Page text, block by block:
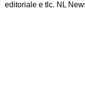
editoriale e tlc. NL